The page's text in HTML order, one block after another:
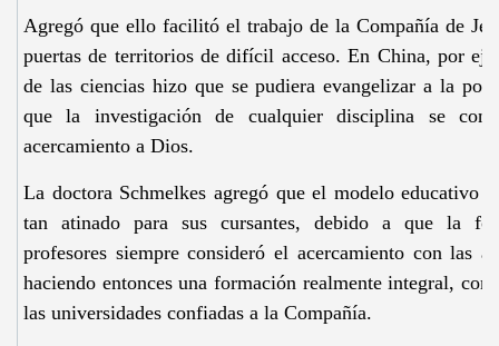
Agregó que ello facilitó el trabajo de la Compañía de
puertas de territorios de difícil acceso. En China, por
de las ciencias hizo que se pudiera evangelizar a la
que la investigación de cualquier disciplina se
acercamiento a Dios.
La doctora Schmelkes agregó que el modelo educativo
tan atinado para sus cursantes, debido a que la
profesores siempre consideró el acercamiento con las
haciendo entonces una formación realmente integral,
las universidades confiadas a la Compañía.